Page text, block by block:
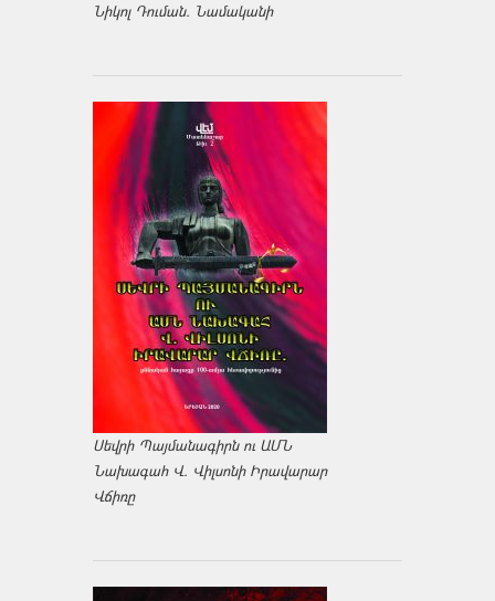
Նիկոլ Դուման. Նամականի
Սեվրի Պայմանագիրն ու ԱՄՆ
Նախագահ Վ. Վիլսոնի Իրավարար
Վճիռը